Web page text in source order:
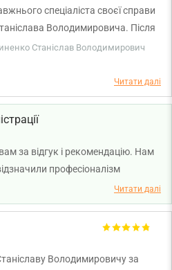
спеціаліста своєї справи
Володимировича. Після
результат. Щиро
Станіслав Володимирович
Читати далі
за відгук і рекомендацію. Нам
професіоналізм
від процедур. Бажаємо вам
Читати далі
Володимировичу за